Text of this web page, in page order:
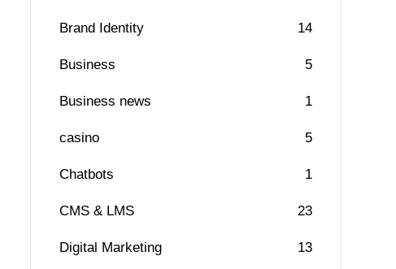
Brand Identity 14
Business 5
Business news 1
casino 5
Chatbots 1
CMS & LMS 23
Digital Marketing 13